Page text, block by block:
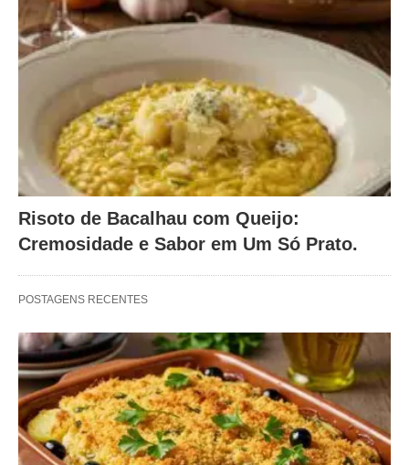
Risoto de Bacalhau com Queijo:
Cremosidade e Sabor em Um Só Prato.
POSTAGENS RECENTES